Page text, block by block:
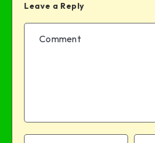
Leave a Reply